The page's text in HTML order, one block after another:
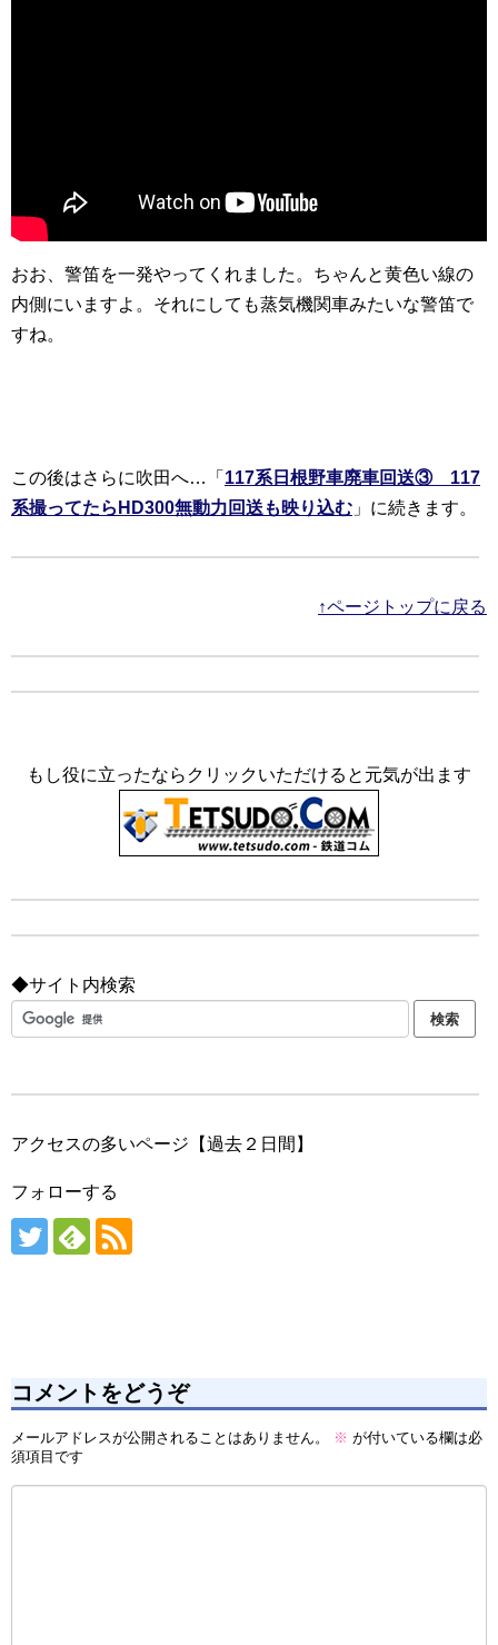
おお、警笛を一発やってくれました。ちゃんと黄色い線の
内側にいますよ。それにしても蒸気機関車みたいな警笛で
すね。
この後はさらに吹田へ…「 117系日根野車廃車回送③ 117
系撮ってたらHD300無動力回送も映り込む 」に続きます。
↑ページトップに戻る
もし役に立ったならクリックいただけると元気が出ます
◆サイト内検索
アクセスの多いページ【過去２日間】
フォローする
コメントをどうぞ
メールアドレスが公開されることはありません。 ※ が付いている欄は必
須項目です